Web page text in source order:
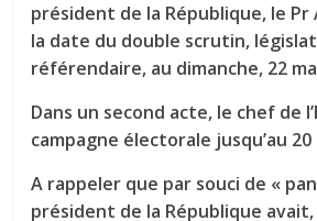
président de la République, le Pr
la date du double scrutin,
référendaire, au dimanche, 22
Dans un second acte, le chef de
campagne électorale jusqu’au
A rappeler que par souci de «
président de la République